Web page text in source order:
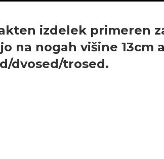
izdelek primeren
na nogah višine 13cm
dvosed/trosed.